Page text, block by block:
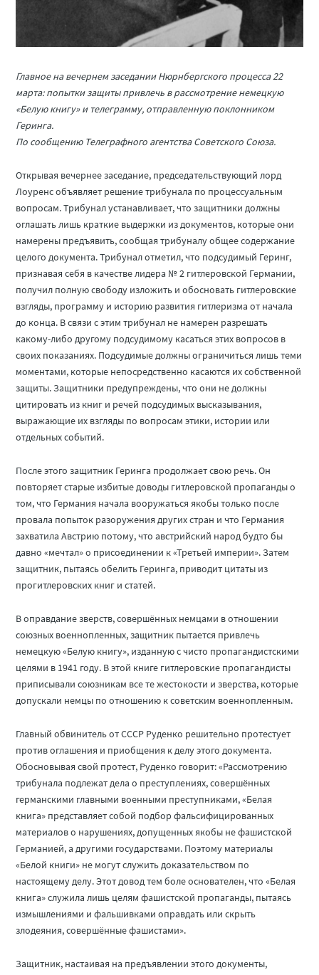
Главное на вечернем заседании Нюрнбергского процесса 22
марта: попытки защиты привлечь в рассмотрение немецкую
«Белую книгу» и телеграмму, отправленную поклонником
Геринга.
По сообщению Телеграфного агентства Советского Союза.
Открывая вечернее заседание, председательствующий лорд
Лоуренс объявляет решение трибунала по процессуальным
вопросам. Трибунал устанавливает, что защитники должны
оглашать лишь краткие выдержки из документов, которые они
намерены предъявить, сообщая трибуналу общее содержание
целого документа. Трибунал отметил, что подсудимый Геринг,
признавая себя в качестве лидера № 2 гитлеровской Германии,
получил полную свободу изложить и обосновать гитлеровские
взгляды, программу и историю развития гитлеризма от начала
до конца. В связи с этим трибунал не намерен разрешать
какому-либо другому подсудимому касаться этих вопросов в
своих показаниях. Подсудимые должны ограничиться лишь теми
моментами, которые непосредственно касаются их собственной
защиты. Защитники предупреждены, что они не должны
цитировать из книг и речей подсудимых высказывания,
выражающие их взгляды по вопросам этики, истории или
отдельных событий.
После этого защитник Геринга продолжает свою речь. Он
повторяет старые избитые доводы гитлеровской пропаганды о
том, что Германия начала вооружаться якобы только после
провала попыток разоружения других стран и что Германия
захватила Австрию потому, что австрийский народ будто бы
давно «мечтал» о присоединении к «Третьей империи». Затем
защитник, пытаясь обелить Геринга, приводит цитаты из
прогитлеровских книг и статей.
В оправдание зверств, совершённых немцами в отношении
союзных военнопленных, защитник пытается привлечь
немецкую «Белую книгу», изданную с чисто пропагандистскими
целями в 1941 году. В этой книге гитлеровские пропагандисты
приписывали союзникам все те жестокости и зверства, которые
допускали немцы по отношению к советским военнопленным.
Главный обвинитель от СССР Руденко решительно протестует
против оглашения и приобщения к делу этого документа.
Обосновывая свой протест, Руденко говорит: «Рассмотрению
трибунала подлежат дела о преступлениях, совершённых
германскими главными военными преступниками, «Белая
книга» представляет собой подбор фальсифицированных
материалов о нарушениях, допущенных якобы не фашистской
Германией, а другими государствами. Поэтому материалы
«Белой книги» не могут служить доказательством по
настоящему делу. Этот довод тем боле основателен, что «Белая
книга» служила лишь целям фашистской пропаганды, пытаясь
измышлениями и фальшивками оправдать или скрыть
злодеяния, совершённые фашистами».
Защитник, настаивая на предъявлении этого документы,